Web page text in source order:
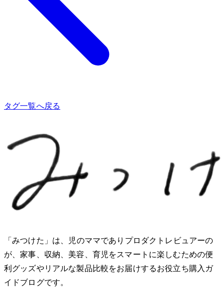
タグ一覧へ戻る
「みつけた」は、2児のママでありプロダクトレビュアーのMio
が、家事、収納、美容、育児をスマートに楽しむための便
利グッズやリアルな製品比較をお届けするお役立ち購入ガ
イドブログです。